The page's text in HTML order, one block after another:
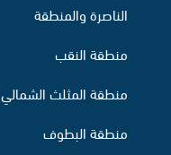
الناصرة والمنطقة
منطقة النقب
منطقة المثلث الشمالي
منطقة البطوف